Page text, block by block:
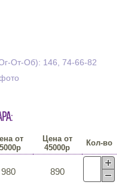
От-Об): 146, 74-66-82
от
Цена от
45000р
Кол-во
980 890